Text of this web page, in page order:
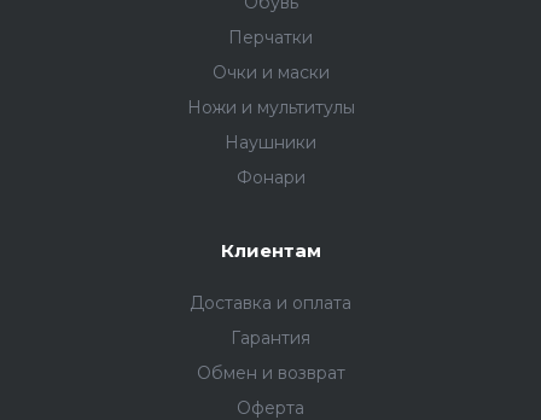
Перчатки
Очки и маски
Ножи и мультитулы
Наушники
Фонари
Клиентам
Доставка и оплата
Гарантия
Обмен и возврат
Оферта